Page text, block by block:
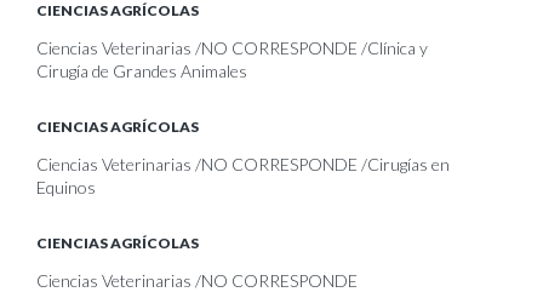
CIENCIAS AGRÍCOLAS
Ciencias Veterinarias /NO CORRESPONDE /Clínica y
Cirugía de Grandes Animales
CIENCIAS AGRÍCOLAS
Ciencias Veterinarias /NO CORRESPONDE /Cirugías en
Equinos
CIENCIAS AGRÍCOLAS
Ciencias Veterinarias /NO CORRESPONDE